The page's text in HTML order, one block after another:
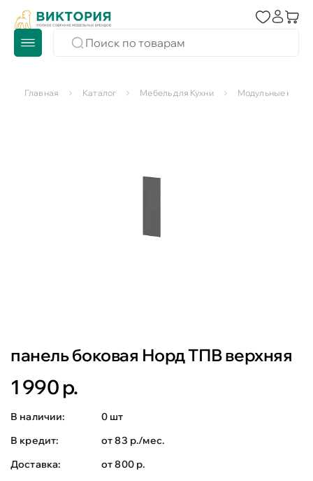
Главная Каталог Мебель для Кухни Модульные кухни
панель боковая Норд ТПВ верхняя
1 990 р.
В наличии:
0 шт
В кредит:
от 83 р./мес.
Доставка:
от 800 р.